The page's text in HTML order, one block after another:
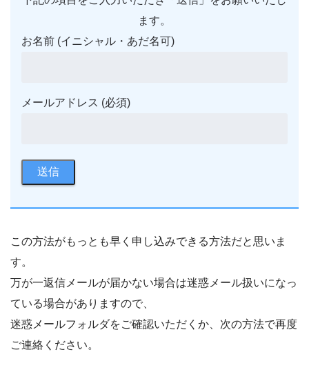
ます。
お名前 (イニシャル・あだ名可)
メールアドレス (必須)
この方法がもっとも早く申し込みできる方法だと思いま
す。
万が一返信メールが届かない場合は迷惑メール扱いになっ
ている場合がありますので、
迷惑メールフォルダをご確認いただくか、次の方法で再度
ご連絡ください。